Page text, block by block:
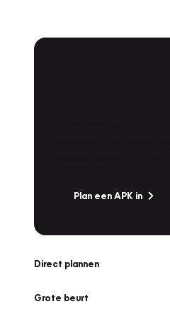
Plan een APK in
Direct plannen
Grote beurt